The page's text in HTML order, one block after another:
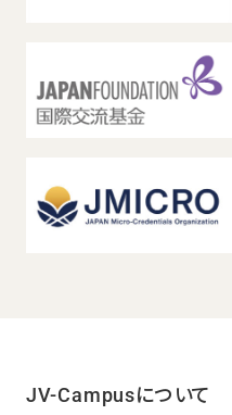
JV-Campusについて